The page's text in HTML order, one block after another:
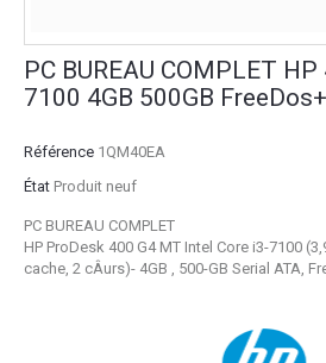
PC BUREAU COMPLET
7100 4GB 500GB
Référence 1QM40EA
État Produit neuf
PC BUREAU COMPLET
HP ProDesk 400 G4 MT Intel Core i3-7100
cache, 2 cÂurs)- 4GB , 500-GB Serial ATA,